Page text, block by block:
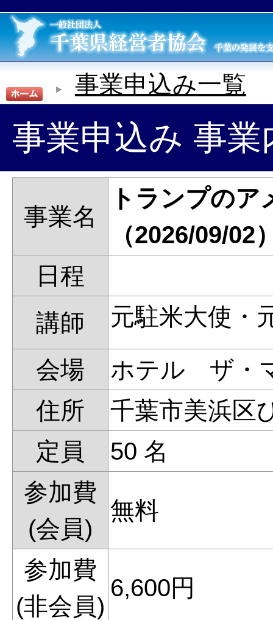
事業申込み一覧
事業申込み 事業
事業名
トランプの
（2026/09/02
日程
講師
元駐米大使
会場
ホテル ザ・
住所
千葉市美浜区
定員
50 名
参加費
(会員)
無料
参加費
(非会員)
6,600円